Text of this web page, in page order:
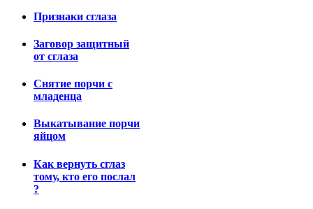
Признаки сглаза
Заговор защитный
от сглаза
Снятие порчи с
младенца
Выкатывание порчи
яйцом
Как вернуть сглаз
тому, кто его послал
?